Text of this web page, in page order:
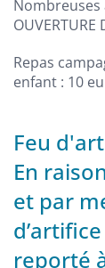
OUVERTURE
Repas
enfant : 10
Feu
En
et par
reporté